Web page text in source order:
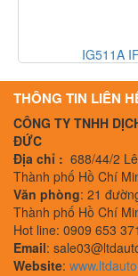
THÔNG TIN LIÊN
CÔNG TY TNHH
ĐỨC
Địa chỉ : 688/44/2
Thành phố Hồ Chí
Văn phòng: 21
Thành phố Hồ Chí
Hot line: 0909 653
Email:
Website: